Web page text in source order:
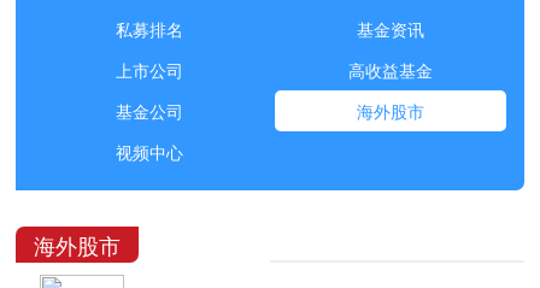
私募排名
基金资讯
上市公司
高收益基金
基金公司
海外股市
视频中心
海外股市